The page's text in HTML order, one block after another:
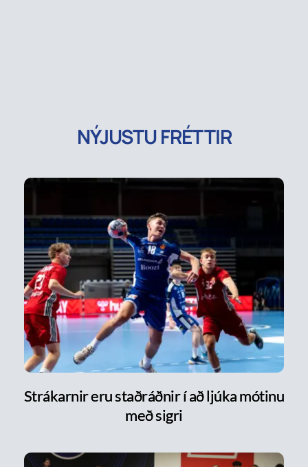
NÝJUSTU FRÉTTIR
Strákarnir eru staðráðnir í að ljúka mótinu
með sigri